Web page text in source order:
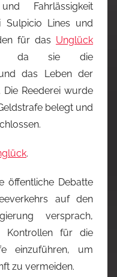
Fahrlässigkeit
Sulpicio Lines und
für das Unglück
da sie die
das Leben der
Die Reederei wurde
belegt und
.
öffentliche Debatte
auf den
versprach,
Kontrollen für die
einzuführen, um
zu vermeiden.